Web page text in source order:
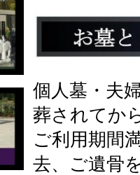
個人墓・夫
葬されてか
ご利用期間
去、ご遺骨